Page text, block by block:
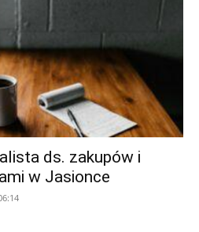
ds. zakupów i
w Jasionce